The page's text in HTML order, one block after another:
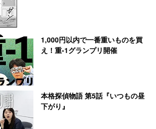
1,000円以内で一番重いものを買
え！重-1グランプリ開催
本格探偵物語 第5話『いつもの昼
下がり』